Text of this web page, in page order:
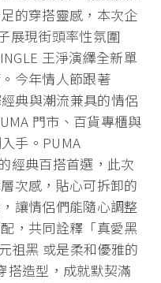
的穿搭靈感，本次企
展現街頭率性氛圍
王淨演繹全新單
今年情人節跟著
典與潮流兼具的情侶
門市、百貨專櫃與
手。PUMA
經典百搭首選，此次
次感，貼心可拆卸的
讓情侶們能隨心調整
，共同詮釋「真愛黑
祖黑 或是柔和優雅的
搭造型，成就默契滿